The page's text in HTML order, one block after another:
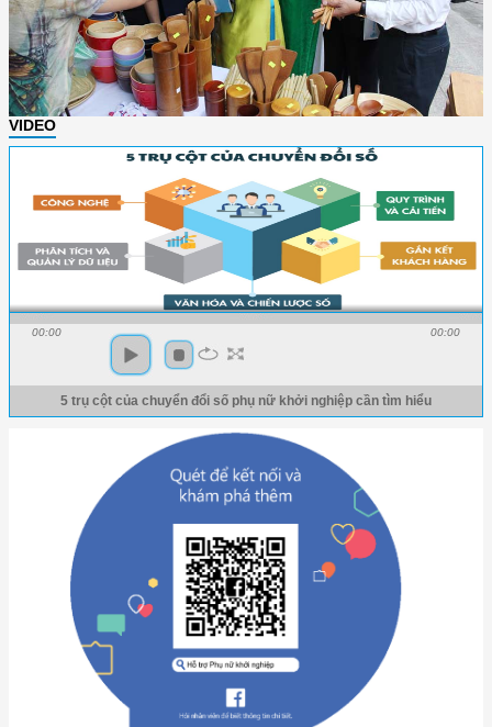
VIDEO
00:00 00:00
5 trụ cột của chuyển đổi số phụ nữ khởi nghiệp cần tìm hiểu